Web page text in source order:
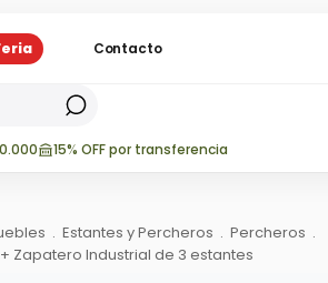
Contacto
15% OFF por transferencia
. Estantes y Percheros . Percheros .
Zapatero Industrial de 3 estantes